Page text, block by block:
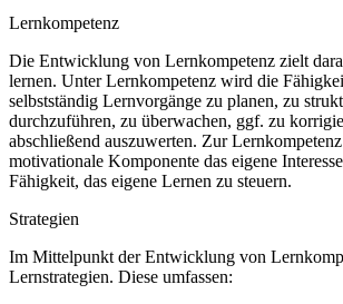
Lernkompetenz
Die Entwicklung von Lernkompetenz zielt
lernen. Unter Lernkompetenz wird die
selbstständig Lernvorgänge zu planen, zu
durchzuführen, zu überwachen, ggf. zu
abschließend auszuwerten. Zur
motivationale Komponente das eigene
Fähigkeit, das eigene Lernen zu steuern.
Strategien
Im Mittelpunkt der Entwicklung von
Lernstrategien. Diese umfassen: